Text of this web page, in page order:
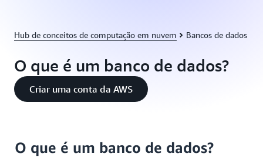
Hub de conceitos de computação em nuvem Bancos de dados
O que é um banco de dados?
Criar uma conta da AWS
O que é um banco de dados?